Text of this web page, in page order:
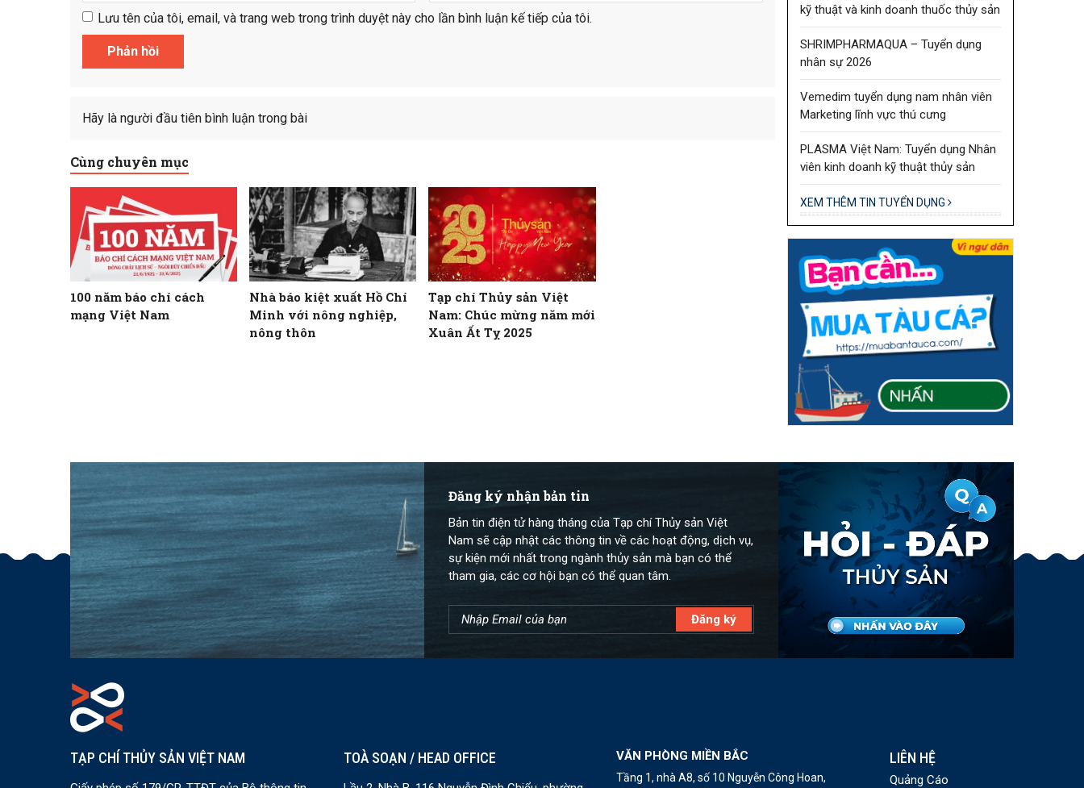
Lưu tên của tôi, email, và trang web trong trình duyệt này cho lần bình luận kế tiếp của tôi.
Hãy là người đầu tiên bình luận trong bài
Cùng chuyên mục
100 năm báo chí cách
mạng Việt Nam
Nhà báo kiệt xuất Hồ Chí
Minh với nông nghiệp,
nông thôn
Tạp chí Thủy sản Việt
Nam: Chúc mừng năm mới
Xuân Ất Tỵ 2025
kỹ thuật và kinh doanh thuốc thủy sản
SHRIMPHARMAQUA – Tuyển dụng
nhân sự 2026
Vemedim tuyển dụng nam nhân viên
Marketing lĩnh vực thú cưng
PLASMA Việt Nam: Tuyển dụng Nhân
viên kinh doanh kỹ thuật thủy sản
XEM THÊM TIN TUYỂN DỤNG
Đăng ký nhận bản tin
Bản tin điện tử hàng tháng của Tạp chí Thủy sản Việt
Nam sẽ cập nhật các thông tin về các hoạt động, dịch vụ,
sự kiện mới nhất trong ngành thủy sản mà bạn có thể
tham gia, các cơ hội bạn có thể quan tâm.
TẠP CHÍ THỦY SẢN VIỆT NAM TOÀ SOẠN / HEAD OFFICE VĂN PHÒNG MIỀN BẮC
Tầng 1, nhà A8, số 10 Nguyễn Công Hoan,
LIÊN HỆ
Quảng Cáo